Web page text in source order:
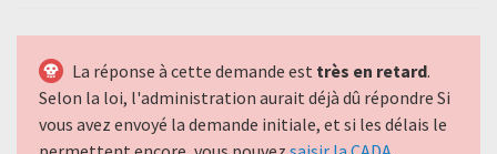
La réponse à cette demande est très en retard.
Selon la loi, l'administration aurait déjà dû répondre Si
vous avez envoyé la demande initiale, et si les délais le